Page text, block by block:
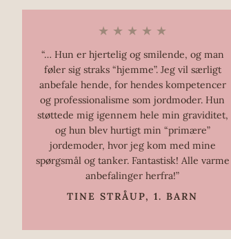
★ ★ ★ ★ ★
“… Hun er hjertelig og smilende, og man
føler sig straks “hjemme”. Jeg vil særligt
anbefale hende, for hendes kompetencer
og professionalisme som jordmoder. Hun
støttede mig igennem hele min graviditet,
og hun blev hurtigt min “primære”
jordemoder, hvor jeg kom med mine
spørgsmål og tanker. Fantastisk! Alle varme
anbefalinger herfra!”
TINE STRÅUP, 1. BARN